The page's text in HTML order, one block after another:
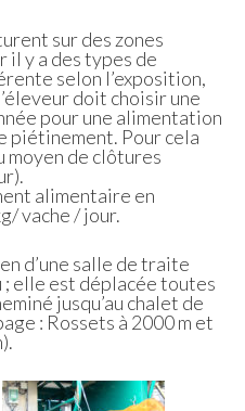
sur des zones
il y a des types de
selon l’exposition,
doit choisir une
pour une alimentation
Pour cela
moyen de clôtures
alimentaire en
vache / jour.
d’une salle de traite
elle est déplacée toutes
jusqu’au chalet de
: Rossets à 2000 m et